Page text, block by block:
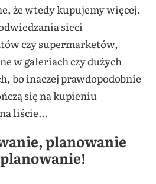
że wtedy kupujemy więcej.
sieci
czy supermarketów,
w galeriach czy dużych
bo inaczej prawdopodobnie
się na kupieniu
liście…
planowanie